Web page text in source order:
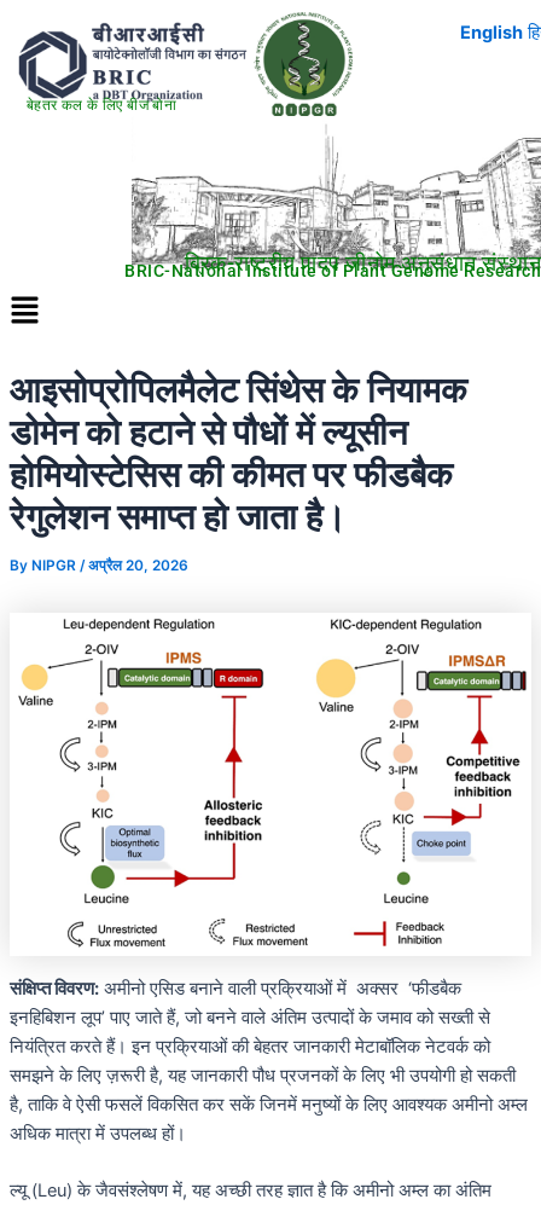
content
बेहतर कल के लिए बीज बोना
ब्रिक-राष्ट्रीय पादप जीनोम अनुसंधान संस्थान
BRIC-National Institute of Plant Genome Research
Menu
आइसोप्रोपिलमैलेट सिंथेस के नियामक
डोमेन को हटाने से पौधों में ल्यूसीन
होमियोस्टेसिस की कीमत पर फीडबैक
रेगुलेशन समाप्त हो जाता है।
By NIPGR /अप्रैल 20, 2026
संक्षिप्त विवरण:अमीनो एसिड बनाने वाली प्रक्रियाओं में अक्सर ‘फीडबैक
इनहिबिशन लूप’ पाए जाते हैं, जो बनने वाले अंतिम उत्पादों के जमाव को सख्ती से
नियंत्रित करते हैं। इन प्रक्रियाओं की बेहतर जानकारी मेटाबॉलिक नेटवर्क को
समझने के लिए ज़रूरी है, यह जानकारी पौध प्रजनकों के लिए भी उपयोगी हो सकती
है, ताकि वे ऐसी फसलें विकसित कर सकें जिनमें मनुष्यों के लिए आवश्यक अमीनो अम्ल
अधिक मात्रा में उपलब्ध हों।
ल्यू (Leu) के जैवसंश्लेषण में, यह अच्छी तरह ज्ञात है कि अमीनो अम्ल का अंतिम
English